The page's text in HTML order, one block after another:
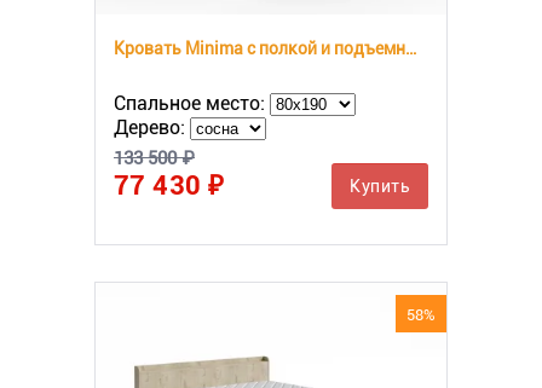
Кровать Minima с полкой и подъемным механизмом
Спальное место:
Дерево:
133 500 ₽
77 430 ₽ Купить
58%